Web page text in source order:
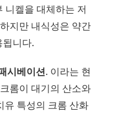
니켈을 대체하는 저
지만 내식성은 약간
니다.
시베이션. 이라는 현
롬이 대기의 산소와
유 특성의 크롬 산화